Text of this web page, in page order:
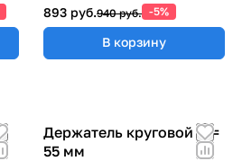
893 руб.940 руб. -5%
В корзину
Держатель круговой Ø =
55 мм